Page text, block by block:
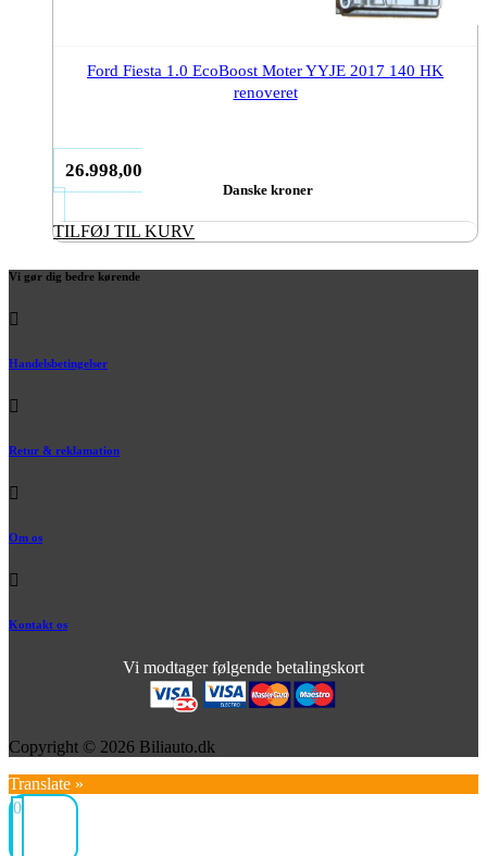
Ford Fiesta 1.0 EcoBoost Moter YYJE 2017 140 HK
renoveret
26.998,00
Danske kroner
TILFØJ TIL KURV
Vi gør dig bedre kørende
Handelsbetingelser
Retur & reklamation
Om os
Kontakt os
Vi modtager følgende betalingskort
Copyright © 2026 Biliauto.dk
Translate »
0